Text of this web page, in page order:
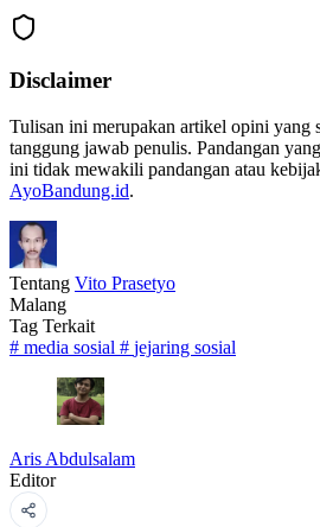
Disclaimer
Tulisan ini merupakan artikel opini yang
tanggung jawab penulis. Pandangan
ini tidak mewakili pandangan atau
AyoBandung.id.
Tentang Vito Prasetyo
Malang
Tag Terkait
# media sosial # jejaring sosial
Aris Abdulsalam
Editor